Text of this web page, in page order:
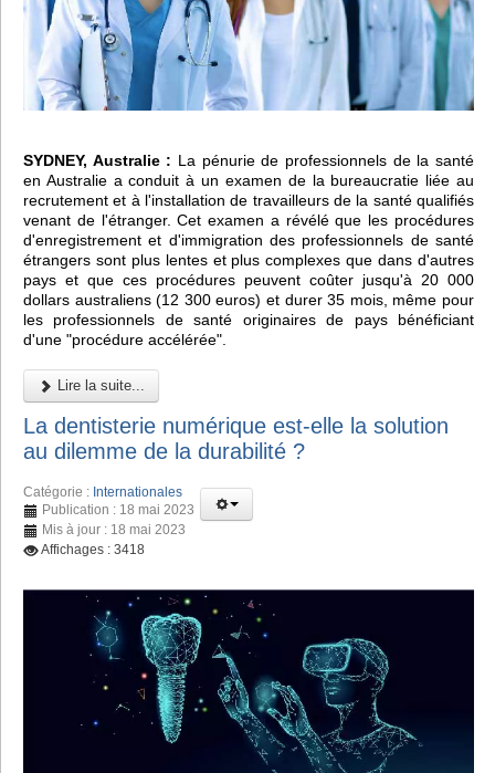
SYDNEY, Australie : La pénurie de professionnels de la santé
en Australie a conduit à un examen de la bureaucratie liée au
recrutement et à l'installation de travailleurs de la santé qualifiés
venant de l'étranger. Cet examen a révélé que les procédures
d'enregistrement et d'immigration des professionnels de santé
étrangers sont plus lentes et plus complexes que dans d'autres
pays et que ces procédures peuvent coûter jusqu'à 20 000
dollars australiens (12 300 euros) et durer 35 mois, même pour
les professionnels de santé originaires de pays bénéficiant
d'une "procédure accélérée".
Lire la suite...
La dentisterie numérique est-elle la solution
au dilemme de la durabilité ?
Catégorie : Internationales
Publication : 18 mai 2023
Mis à jour : 18 mai 2023
Affichages : 3418